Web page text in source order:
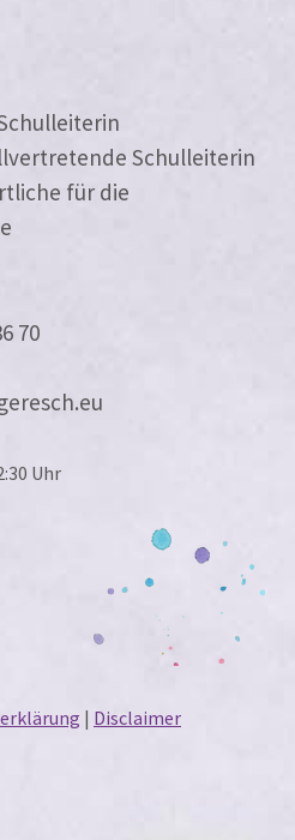
Schulleiterin
für die
70
Uhr
| Disclaimer